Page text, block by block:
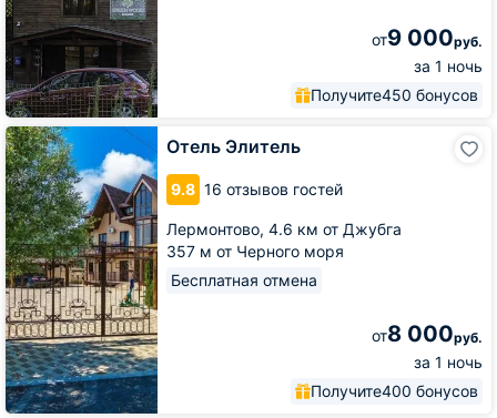
от9 000руб.
за 1 ночь
Получите450 бонусов
Отель Элитель
9.8 16 отзывов гостей
Лермонтово, 4.6 км от Джубга
357 м от Черного моря
Бесплатная отмена
от8 000руб.
за 1 ночь
Получите400 бонусов
Отель
Элитель